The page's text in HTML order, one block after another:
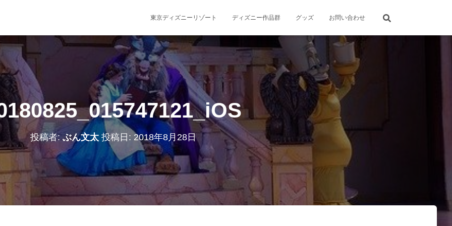
東京ディズニーリゾート ディズニー作品群 グッズ お問い合わせ
投稿者:ぶん文太投稿日: 2018年8月28日